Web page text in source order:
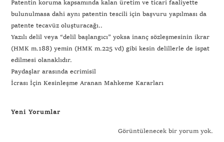
Patentin koruma kapsamında kalan üretim ve ticari faaliyette
bulunulmasa dahi aynı patentin tescili için başvuru yapılması da
patente tecavüz oluşturacağı..
Yazılı delil veya “delil başlangıcı” yoksa inanç sözleşmesinin ikrar
(HMK m.188) yemin (HMK m.225 vd) gibi kesin delillerle de ispat
edilmesi olanaklıdır.
Paydaşlar arasında ecrimisil
İcrası İçin Kesinleşme Aranan Mahkeme Kararları
Yeni Yorumlar
Görüntülenecek bir yorum yok.